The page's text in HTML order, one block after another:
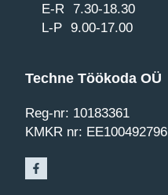
E-R 7.30-18.30
L-P 9.00-17.00
Techne Töökoda OÜ
Reg-nr: 10183361
KMKR nr: EE100492796